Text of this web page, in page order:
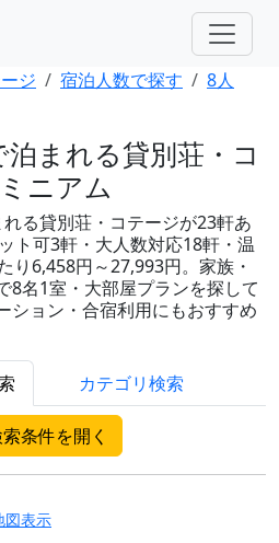
ジ 宿泊人数で探す
8人
まれる貸別荘・コ
ニアム
る貸別荘・コテージが23軒あ
ト可3軒・大人数対応18軒・温
り6,458円～27,993円。家族・
8名1室・大部屋プランを探して
ション・合宿利用にもおすすめ
カテゴリ検索
条件を開く
図表示